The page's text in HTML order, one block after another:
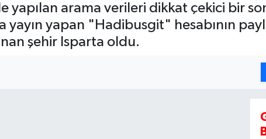
yapılan arama verileri dikkat çekici bir
yapan "Hadibusgit" hesabının
şehir Isparta oldu.